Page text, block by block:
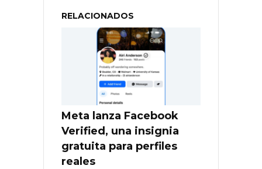
RELACIONADOS
Meta lanza Facebook
Verified, una insignia
gratuita para perfiles
reales